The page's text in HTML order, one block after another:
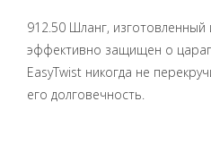
912.50 Шланг, изготовленный
эффективно защищен о
EasyTwist никогда не
его долговечность.